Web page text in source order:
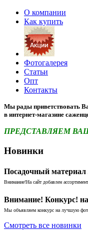
О компании
Как купить
Фотогалерея
Статьи
Опт
Контакты
Мы рады приветствовать
в интернет-магазине
ПРЕДСТАВЛЯЕМ
Новинки
Посадочный материал
Внимание!На сайт добавлен
Внимание! Конкурс!
Мы объявляем конкурс на лучшую
Смотреть все новинки